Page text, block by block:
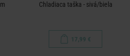
Chladiaca taška - sivá/biela
17,99 €